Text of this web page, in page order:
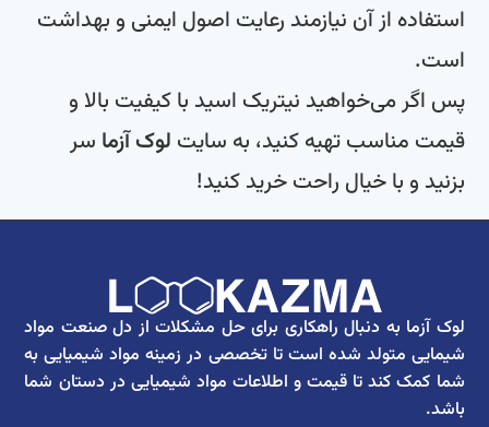
استفاده از آن نیازمند رعایت اصول ایمنی و بهداشت
است.
پس اگر می‌خواهید نیتریک اسید با کیفیت بالا و
قیمت مناسب تهیه کنید، به سایتلوک آزماسر
بزنید و با خیال راحت خرید کنید!
لوک آزما به دنبال راهکاری برای حل مشکلات از دل صنعت مواد
شیمایی متولد شده است تا تخصصی در زمینه مواد شیمیایی به
شما کمک کند تا قیمت و اطلاعات مواد شیمیایی در دستان شما
باشد.